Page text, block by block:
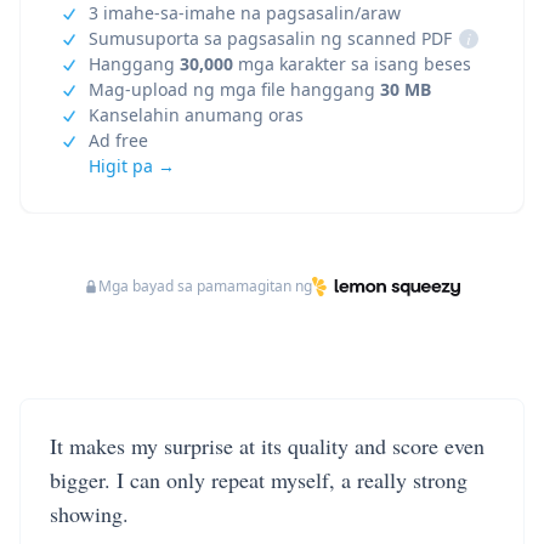
3 imahe-sa-imahe na pagsasalin/araw
Sumusuporta sa pagsasalin ng scanned PDF
i
Hanggang 30,000 mga karakter sa isang beses
Mag-upload ng mga file hanggang 30 MB
Kanselahin anumang oras
Ad free
Higit pa →
Mga bayad sa pamamagitan ng
It makes my surprise at its quality and score even
bigger. I can only repeat myself, a really strong
showing.